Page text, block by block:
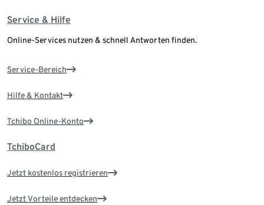
Service & Hilfe
Online-Services nutzen & schnell Antworten finden.
Service-Bereich
Hilfe & Kontakt
Tchibo Online-Konto
TchiboCard
Jetzt kostenlos registrieren
Jetzt Vorteile entdecken